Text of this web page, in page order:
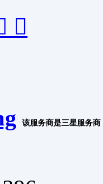

该服务商是三星服务